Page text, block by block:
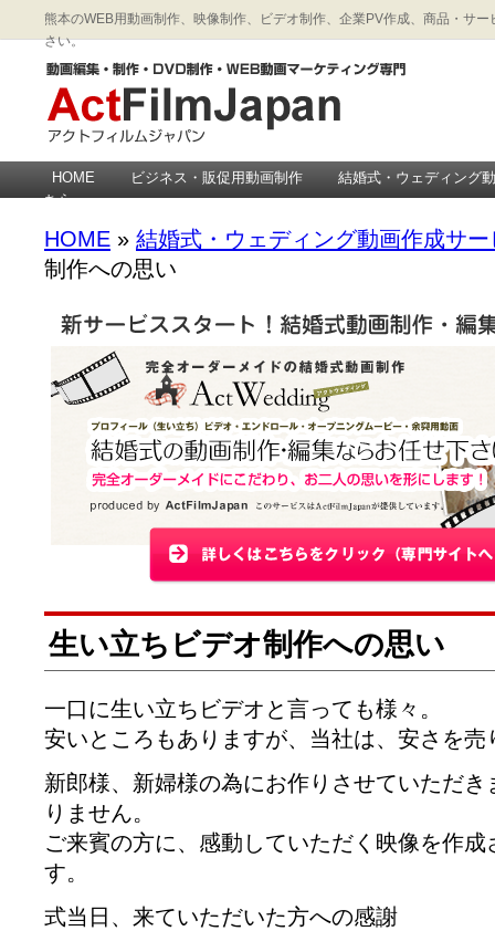
熊本のWEB用動画制作、映像制作、ビデオ制作、企業PV作成、商品・サ
さい。
HOME ビジネス・販促用動画制作
結婚式・ウェディング
ちら
HOME » 結婚式・ウェディング動画作成サー
制作への思い
生い立ちビデオ制作への思い
一口に生い立ちビデオと言っても様々。
安いところもありますが、当社は、安さを売
新郎様、新婦様の為にお作りさせていただ
りません。
ご来賓の方に、感動していただく映像を作
す。
式当日、来ていただいた方への感謝